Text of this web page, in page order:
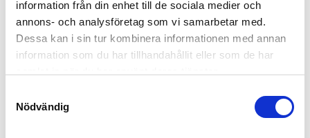
information från din enhet till de sociala medier och
annons- och analysföretag som vi samarbetar med.
Dessa kan i sin tur kombinera informationen med annan
information som du har tillhandahållit eller som de har
Nödvändig
Försäljning, mötesbokning & handel
Värdar, informatörer & bemanning
Hotell, kök & servering
Kontakta oss idag för mer information!